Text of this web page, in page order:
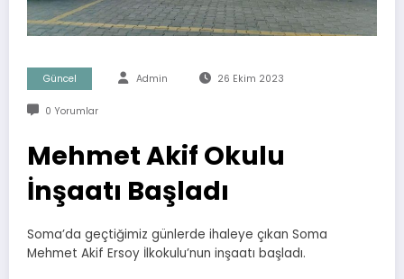
Güncel Admin 26 Ekim 2023
0 Yorumlar
Mehmet Akif Okulu
İnşaatı Başladı
Soma’da geçtiğimiz günlerde ihaleye çıkan Soma
Mehmet Akif Ersoy İlkokulu’nun inşaatı başladı.